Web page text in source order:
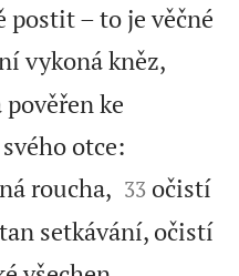
postit – to je věčné
vykoná kněz,
ke
otce:
roucha, 

33 očistí
setkávání, očistí